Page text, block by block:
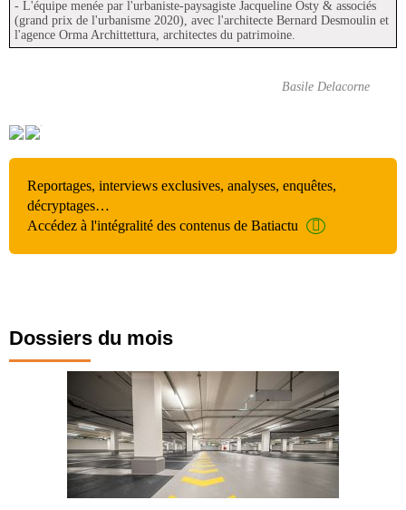
- L'équipe menée par l'urbaniste-paysagiste Jacqueline Osty & associés
(grand prix de l'urbanisme 2020), avec l'architecte Bernard Desmoulin et
l'agence Orma Archittettura, architectes du patrimoine.
Basile Delacorne
Reportages, interviews exclusives, analyses, enquêtes,
décryptages…
Accédez à l'intégralité des contenus de Batiactu
Dossiers du mois